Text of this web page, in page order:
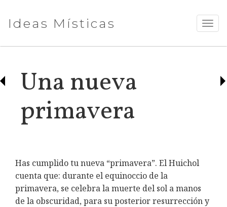
Ideas Místicas
Una nueva
primavera
Has cumplido tu nueva “primavera”. El Huichol
cuenta que: durante el equinoccio de la
primavera, se celebra la muerte del sol a manos
de la obscuridad, para su posterior resurrección y